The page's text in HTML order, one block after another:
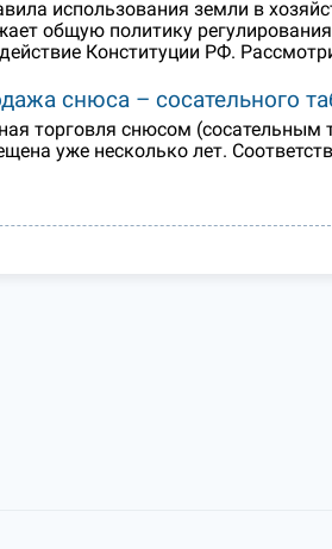
использования земли в
общую политику
Конституции РФ.
снюса – сосательного
торговля снюсом
уже несколько лет.